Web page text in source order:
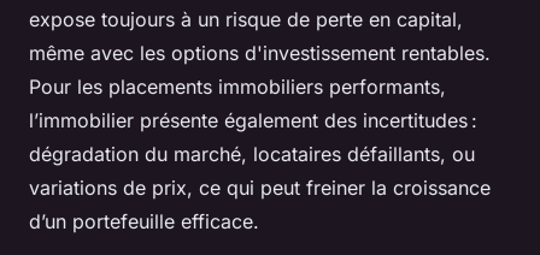
expose toujours à un risque de perte en capital,
même avec les options d'investissement rentables.
Pour les placements immobiliers performants,
l’immobilier présente également des incertitudes :
dégradation du marché, locataires défaillants, ou
variations de prix, ce qui peut freiner la croissance
d’un portefeuille efficace.